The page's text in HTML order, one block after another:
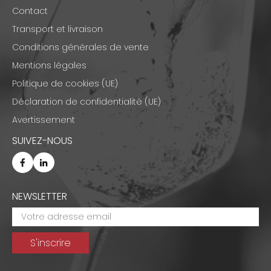
Contact
Transport et livraison
Conditions générales de vente
Mentions légales
Politique de cookies (UE)
Déclaration de confidentialité (UE)
Avertissement
SUIVEZ-NOUS
NEWSLETTER